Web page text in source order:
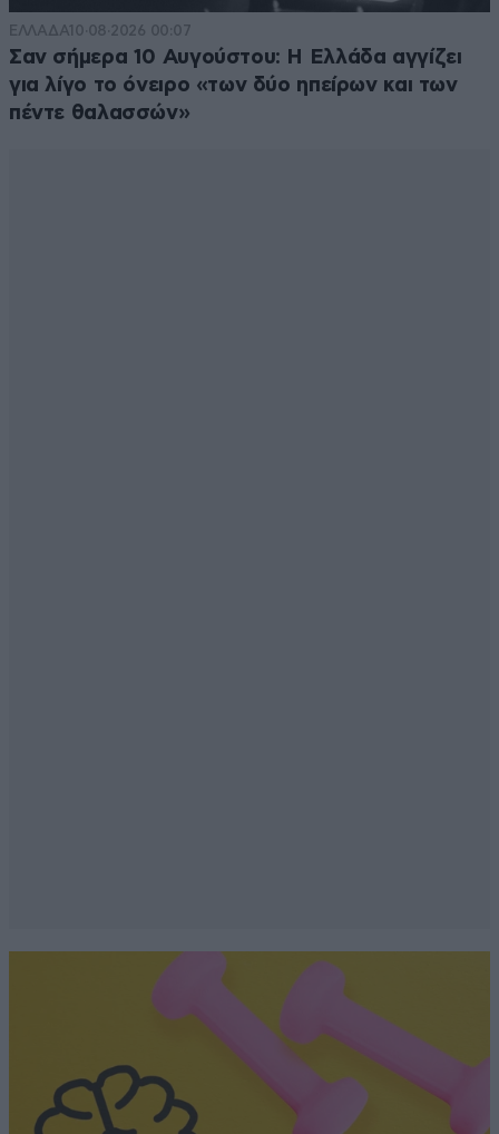
ΕΛΛΑΔΑ10·08·2026 00:07
Σαν σήμερα 10 Αυγούστου: Η Ελλάδα αγγίζει
για λίγο το όνειρο «των δύο ηπείρων και των
πέντε θαλασσών»